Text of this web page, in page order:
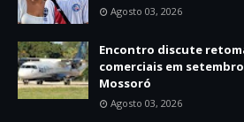
Agosto 03, 2026
Encontro discute
comerciais em
Mossoró
Agosto 03, 2026